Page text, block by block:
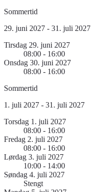
Sommertid
29. juni 2027 - 31. juli 2027
Tirsdag 29. juni 2027
08:00 - 16:00
Onsdag 30. juni 2027
08:00 - 16:00
Sommertid
1. juli 2027 - 31. juli 2027
Torsdag 1. juli 2027
08:00 - 16:00
Fredag 2. juli 2027
08:00 - 16:00
Lørdag 3. juli 2027
10:00 - 14:00
Søndag 4. juli 2027
Stengt